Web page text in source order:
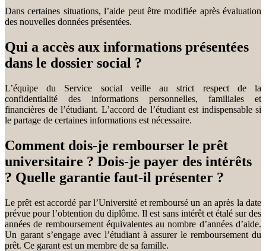
Dans certaines situations, l’aide peut être modifiée après évaluation
des nouvelles données présentées.
Qui a accès aux informations présentées
dans le dossier social ?
L’équipe du Service social veille au strict respect de la
confidentialité des informations personnelles, familiales et
financières de l’étudiant. L’accord de l’étudiant est indispensable si
le partage de certaines informations est nécessaire.
Comment dois-je rembourser le prêt
universitaire ? Dois-je payer des intérêts
? Quelle garantie faut-il présenter ?
Le prêt est accordé par l’Université et remboursé un an après la date
prévue pour l’obtention du diplôme. Il est sans intérêt et étalé sur des
années de remboursement équivalentes au nombre d’années d’aide.
Un garant s’engage avec l’étudiant à assurer le remboursement du
prêt. Ce garant est un membre de sa famille.